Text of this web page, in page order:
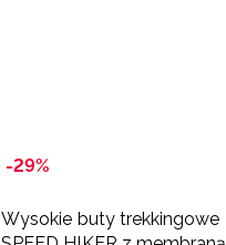
-29%
Wysokie buty trekkingowe